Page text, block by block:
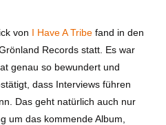
von I Have A Tribe fand in den
Records statt. Es war
genau so bewundert und
dass Interviews führen
Das geht natürlich auch nur
um das kommende Album,